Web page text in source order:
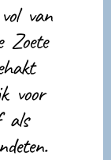
van
Zoete
voor
als